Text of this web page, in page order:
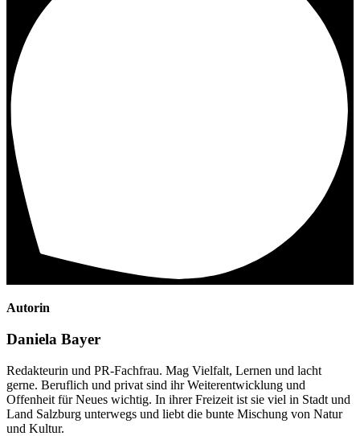
Autorin
Daniela Bayer
Redakteurin und PR-Fachfrau. Mag Vielfalt, Lernen und lacht
gerne. Beruflich und privat sind ihr Weiterentwicklung und
Offenheit für Neues wichtig. In ihrer Freizeit ist sie viel in Stadt und
Land Salzburg unterwegs und liebt die bunte Mischung von Natur
und Kultur.